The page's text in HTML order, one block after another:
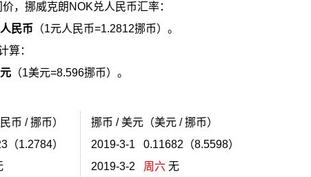
，挪威克朗NOK兑人民币汇率：
民币 （1元人民币=1.2812挪币）。
算：
（1美元=8.596挪币）。
币 / 挪币）
（1.2784）
挪币 / 美元（美元 / 挪币）
2019-3-1 0.11682（8.5598）
2019-3-2 周六无